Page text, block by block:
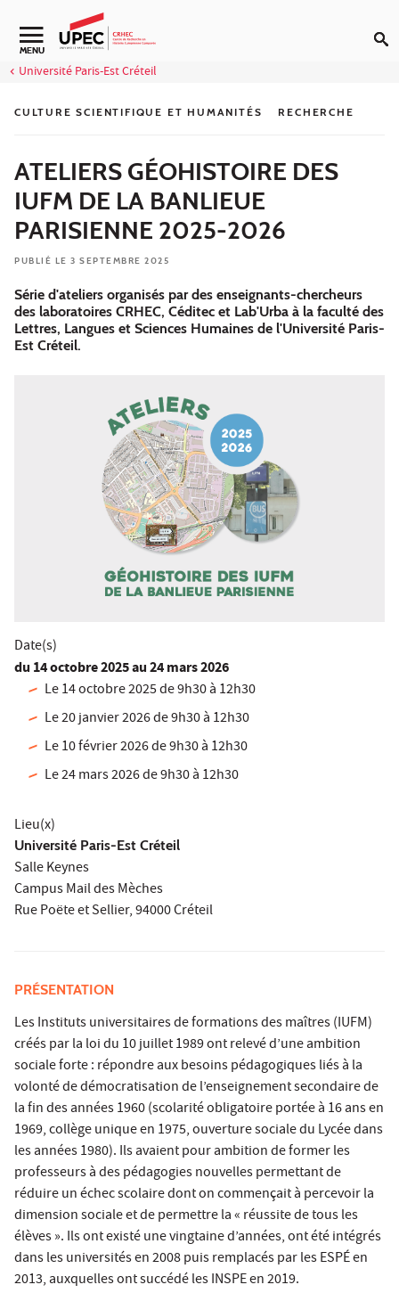
Aller au contenu
Navigation secondaire
MENU
Université Paris-Est Créteil
CULTURE SCIENTIFIQUE ET HUMANITÉS RECHERCHE
ATELIERS GÉOHISTOIRE DES
IUFM DE LA BANLIEUE
PARISIENNE 2025-2026
PUBLIÉ LE 3 SEPTEMBRE 2025
Série d'ateliers organisés par des enseignants-chercheurs
des laboratoires CRHEC, Céditec et Lab'Urba à la faculté des
Lettres, Langues et Sciences Humaines de l'Université Paris-
Est Créteil.
Date(s)
du 14 octobre 2025au 24 mars 2026
Le 14 octobre 2025 de 9h30 à 12h30
Le 20 janvier 2026 de 9h30 à 12h30
Le 10 février 2026 de 9h30 à 12h30
Le 24 mars 2026 de 9h30 à 12h30
Lieu(x)
Université Paris-Est Créteil
Salle Keynes
Campus Mail des Mèches
Rue Poëte et Sellier, 94000 Créteil
PRÉSENTATION
Les Instituts universitaires de formations des maîtres (IUFM)
créés par la loi du 10 juillet 1989 ont relevé d’une ambition
sociale forte : répondre aux besoins pédagogiques liés à la
volonté de démocratisation de l’enseignement secondaire de
la fin des années 1960 (scolarité obligatoire portée à 16 ans en
1969, collège unique en 1975, ouverture sociale du Lycée dans
les années 1980). Ils avaient pour ambition de former les
professeurs à des pédagogies nouvelles permettant de
réduire un échec scolaire dont on commençait à percevoir la
dimension sociale et de permettre la « réussite de tous les
élèves ». Ils ont existé une vingtaine d’années, ont été intégrés
dans les universités en 2008 puis remplacés par les ESPÉ en
2013, auxquelles ont succédé les INSPE en 2019.